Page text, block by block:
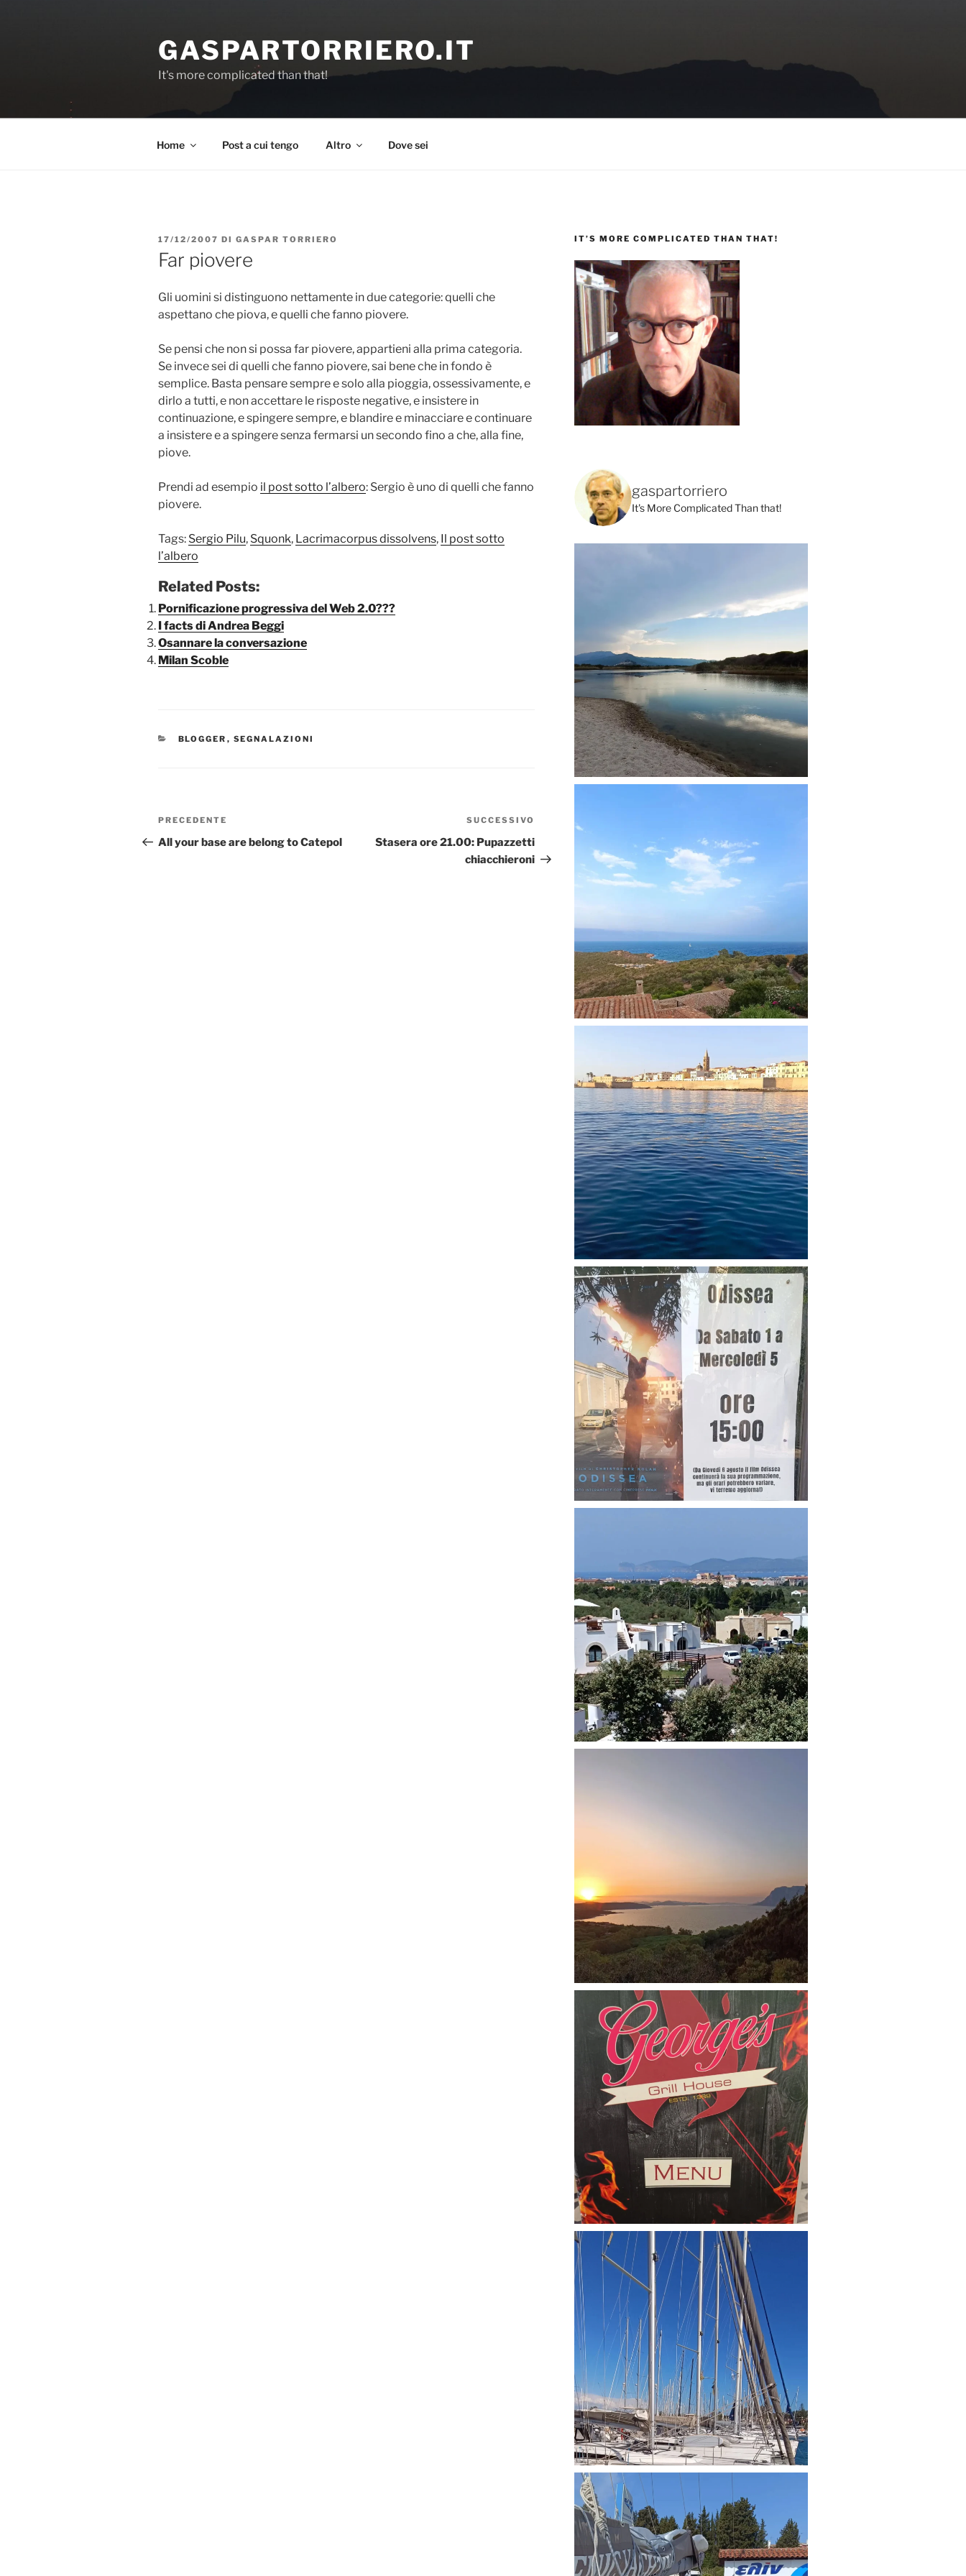
GASPARTORRIERO.IT
It's more complicated than that!
Home Post a cui tengo Altro Dove sei
PUBBLICATO
IL
17/12/2007 DI GASPAR TORRIERO
Far piovere
Gli uomini si distinguono nettamente in due categorie: quelli che
aspettano che piova, e quelli che fanno piovere.
Se pensi che non si possa far piovere, appartieni alla prima categoria.
Se invece sei di quelli che fanno piovere, sai bene che in fondo è
semplice. Basta pensare sempre e solo alla pioggia, ossessivamente, e
dirlo a tutti, e non accettare le risposte negative, e insistere in
continuazione, e spingere sempre, e blandire e minacciare e continuare
a insistere e a spingere senza fermarsi un secondo fino a che, alla fine,
piove.
Prendi ad esempio il post sotto l’albero: Sergio è uno di quelli che fanno
piovere.
Tags: Sergio Pilu, Squonk, Lacrimacorpus dissolvens, Il post sotto
l’albero
Related Posts:
Pornificazione progressiva del Web 2.0???
I facts di Andrea Beggi
Osannare la conversazione
Milan Scoble
CATEGORIE
BLOGGER , SEGNALAZIONI
Navigazione
articoli
Articolo
precedente:
PRECEDENTE
All your base are belong to Catepol
Articolo
successivo
SUCCESSIVO
Stasera ore 21.00: Pupazzetti
chiacchieroni
IT’S MORE COMPLICATED THAN THAT!
gaspartorriero
It's More Complicated Than that!